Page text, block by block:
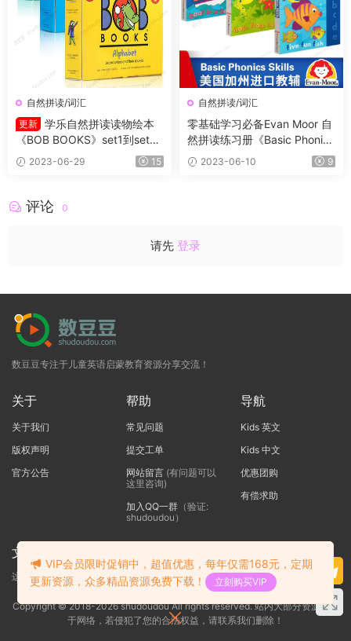
自然拼读/词汇
更新 学乐自然拼读读物绘本
《BOB BOOKS》set1到set5
高清PDF+MP3音频（set1-set
3）
2023-06-29 15
自然拼读/词汇
零基础学习必备Evan Moor 自
然拼读练习册《Basic Phonics
Skills》 Level ABC 3册 学龄
前幼儿园小学1-2年级
2023-06-10 9
评论 0
请先 登录
数豆豆专注于儿童英语启蒙教育资源分享交流！
关于
关于我们
版权声明
官方公告
帮助
常见问题
提交工单
网站留言(有问题可以
这里咨询)
加入QQ一群（验证:
shudoudou）
导航
Kids 英文
Kids 中文
优惠团购
有偿求助
文本标题
这里输入代码
Copyright © 2018-2026 shudoudou All rights reserved. 站内大部分资源收集
于网络，若侵犯了您的合法权益，请联系我们删除！
VIP会员限时促销中，超值优惠，每年仅需168元，定期
更新资源，众多精品资源免费下载！
立刻购买VIP